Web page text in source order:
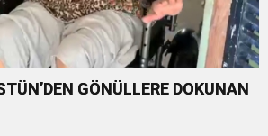
GÖNÜLLERE DOKUNAN